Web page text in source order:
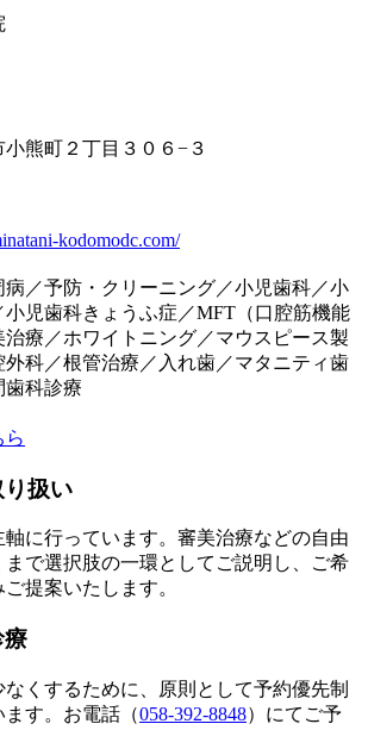
熊町２丁目３０６−３
kodomodc.com/
病／予防・クリーニング／小児歯科／小
小児歯科きょうふ症／MFT（口腔筋機能
療／ホワイトニング／マウスピース製
外科／根管治療／入れ歯／マタニティ歯
歯科診療
ら
扱い
に行っています。審美治療などの自由
まで選択肢の一環としてご説明し、ご希
提案いたします。
療
くするために、原則として予約優先制
す。お電話（058-392-8848）にてご予